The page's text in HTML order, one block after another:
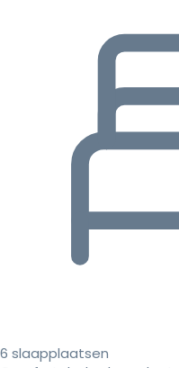
6 slaapplaatsen